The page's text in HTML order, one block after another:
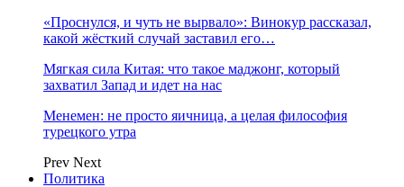
«Проснулся, и чуть не вырвало»: Винокур рассказал,
какой жёсткий случай заставил его…
Мягкая сила Китая: что такое маджонг, который
захватил Запад и идет на нас
Менемен: не просто яичница, а целая философия
турецкого утра
Prev Next
Политика